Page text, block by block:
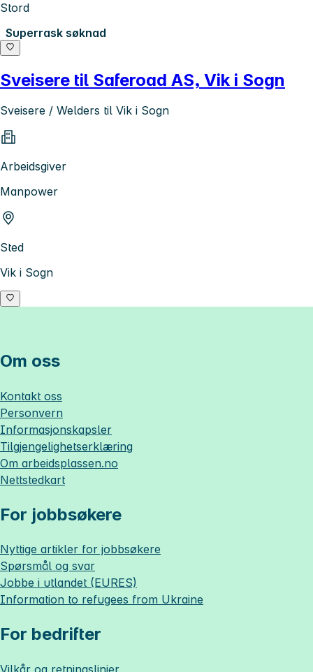
Stord
Superrask søknad
Sveisere til Saferoad AS, Vik i Sogn
Sveisere / Welders til Vik i Sogn
Arbeidsgiver
Manpower
Sted
Vik i Sogn
Om oss
Kontakt oss
Personvern
Informasjonskapsler
Tilgjengelighetserklæring
Om arbeidsplassen.no
Nettstedkart
For jobbsøkere
Nyttige artikler for jobbsøkere
Spørsmål og svar
Jobbe i utlandet (EURES)
Information to refugees from Ukraine
For bedrifter